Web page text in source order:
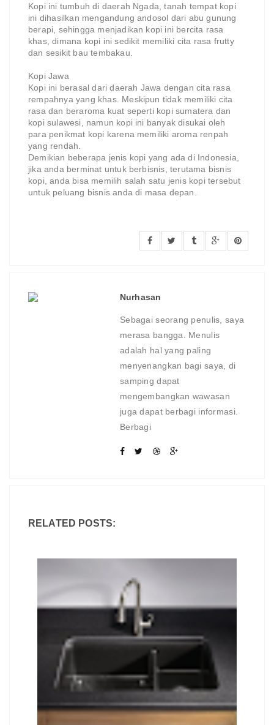
Kopi ini tumbuh di daerah Ngada, tanah tempat kopi
ini dihasilkan mengandung andosol dari abu gunung
berapi, sehingga menjadikan kopi ini bercita rasa
khas, dimana kopi ini sedikit memiliki cita rasa frutty
dan sesikit bau tembakau.
Kopi Jawa
Kopi ini berasal dari daerah Jawa dengan cita rasa
rempahnya yang khas. Meskipun tidak memiliki cita
rasa dan beraroma kuat seperti kopi sumatera dan
kopi sulawesi, namun kopi ini banyak disukai oleh
para penikmat kopi karena memiliki aroma renpah
yang rendah.
Demikian beberapa jenis kopi yang ada di Indonesia,
jika anda berminat untuk berbisnis, terutama bisnis
kopi, anda bisa memilih salah satu jenis kopi tersebut
untuk peluang bisnis anda di masa depan.
Nurhasan
Sebagai seorang penulis, saya
merasa bangga. Menulis
adalah hal yang paling
menyenangkan bagi saya, di
samping dapat
mengembangkan wawasan
juga dapat berbagi informasi.
Berbagi
RELATED POSTS: